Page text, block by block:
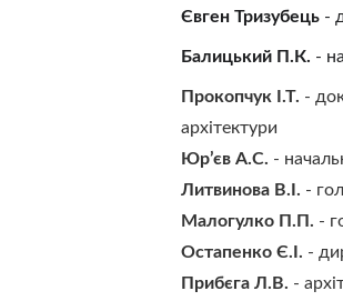
Євген Тризубець -
Балицький П.К. -
Прокопчук І.Т. -
архітектури
Юр’єв А.С. -
Литвинова В.І. -
Малогулко П.П. -
Остапенко Є.І. -
Прибєга Л.В. -